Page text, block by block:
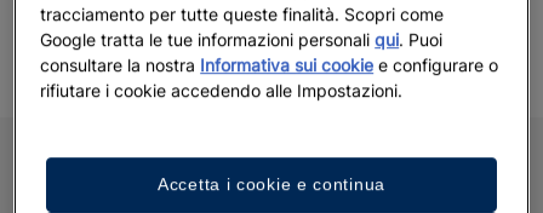
tracciamento per tutte queste finalità. Scopri come
Google tratta le tue informazioni personaliqui. Puoi
consultare la nostra Informativa sui cookie e configurare o
rifiutare i cookie accedendo alle Impostazioni.
Accetta i cookie e continua